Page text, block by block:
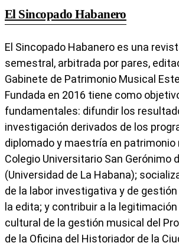
El Sincopado Habanero
El Sincopado Habanero es una
semestral, arbitrada por pares,
Gabinete de Patrimonio Musical
Fundada en 2016 tiene como
fundamentales: difundir los
investigación derivados de los
diplomado y maestría en patrimonio
Colegio Universitario San Gerónimo
(Universidad de La Habana);
de la labor investigativa y de
la edita; y contribuir a la
cultural de la gestión musical del
de la Oficina del Historiador de la